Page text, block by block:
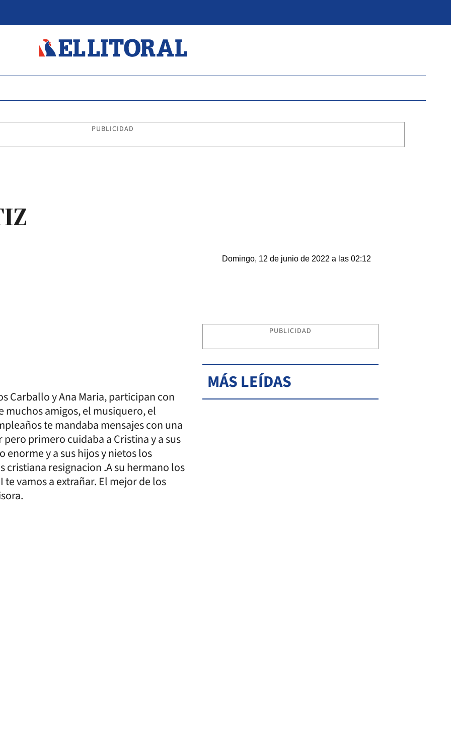
PUBLICIDAD
Domingo, 12 de junio de 2022 a las 02:12
Carballo y Ana Maria, participan con
amigos, el musiquero, el
te mandaba mensajes con una
primero cuidaba a Cristina y a sus
enorme y a sus hijos y nietos los
cristiana resignacion .A su hermano los
vamos a extrañar. El mejor de los
PUBLICIDAD
MÁS LEÍDAS